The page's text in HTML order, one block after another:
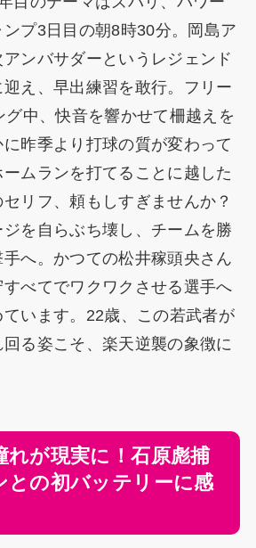
プ3日目の朝8時30分。岡島ア
ンバサダーというレジェンド
え、早出練習を敢行。フリー
中、快音を響かせて柵越えを
昨季より打球の質が変わって
ムランを打てることに越した
リフ、頼もしすぎませんか？
を自らぶち壊し、チームを勝
へ。かつての松井稼頭央さん
べてでワクワクさせる選手へ
います。22歳、この若武者が
る姿こそ、楽天逆襲の象徴に
れが現実に！石原彪捕
との初バッテリーに感